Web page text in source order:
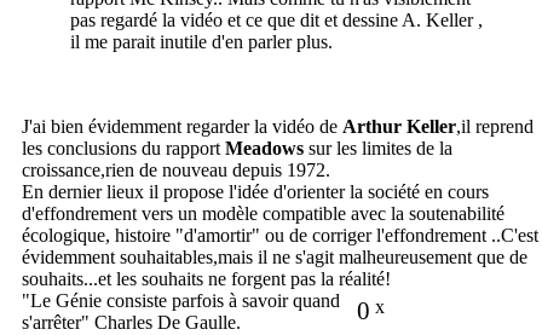
pas regardé la vidéo et ce que dit et dessine A. Keller ,
il me parait inutile d'en parler plus.
J'ai bien évidemment regarder la vidéo de Arthur Keller,il reprend
les conclusions du rapport Meadows sur les limites de la
croissance,rien de nouveau depuis 1972.
En dernier lieux il propose l'idée d'orienter la société en cours
d'effondrement vers un modèle compatible avec la soutenabilité
écologique, histoire "d'amortir" ou de corriger l'effondrement ..C'est
évidemment souhaitables,mais il ne s'agit malheureusement que de
souhaits...et les souhaits ne forgent pas la réalité!
0 x
"Le Génie consiste parfois à savoir quand
s'arrêter" Charles De Gaulle.